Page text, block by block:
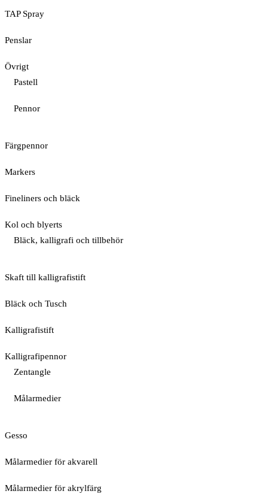
TAP Spray
Penslar
Övrigt
Pastell
Pennor
Färgpennor
Markers
Fineliners och bläck
Kol och blyerts
Bläck, kalligrafi och tillbehör
Skaft till kalligrafistift
Bläck och Tusch
Kalligrafistift
Kalligrafipennor
Zentangle
Målarmedier
Gesso
Målarmedier för akvarell
Målarmedier för akrylfärg